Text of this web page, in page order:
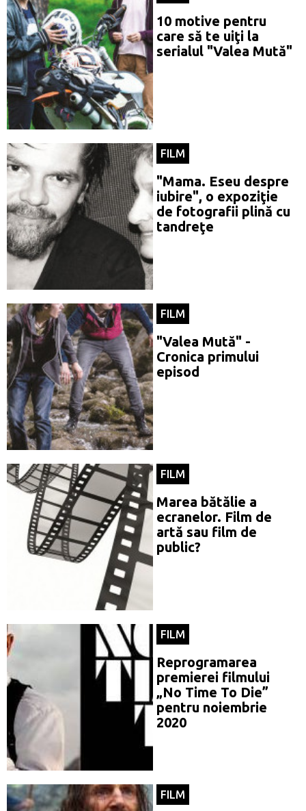
10 motive pentru
care să te uiţi la
serialul "Valea Mută"
FILM
"Mama. Eseu despre
iubire", o expoziţie
de fotografii plină cu
tandreţe
FILM
"Valea Mută" -
Cronica primului
episod
FILM
Marea bătălie a
ecranelor. Film de
artă sau film de
public?
FILM
Reprogramarea
premierei filmului
„No Time To Die”
pentru noiembrie
2020
FILM